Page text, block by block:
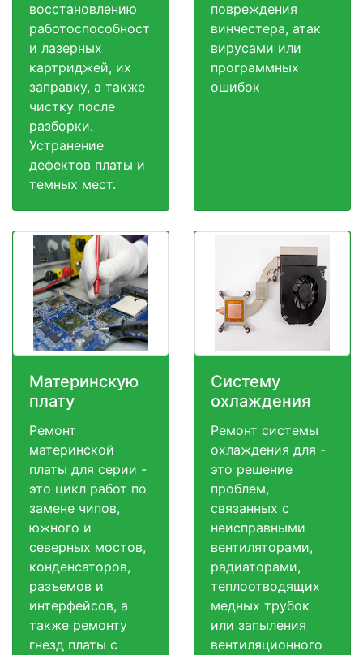
восстановлению
работоспособност
и лазерных
картриджей, их
заправку, а также
чистку после
разборки.
Устранение
дефектов платы и
темных мест.
повреждения
винчестера, атак
вирусами или
программных
ошибок
Материнскую
плату
Ремонт
материнской
платы для серии -
это цикл работ по
замене чипов,
южного и
северных мостов,
конденсаторов,
разъемов и
интерфейсов, а
также ремонту
гнезд платы с
Систему
охлаждения
Ремонт системы
охлаждения для -
это решение
проблем,
связанных с
неисправными
вентиляторами,
радиаторами,
теплоотводящих
медных трубок
или запыления
вентиляционного